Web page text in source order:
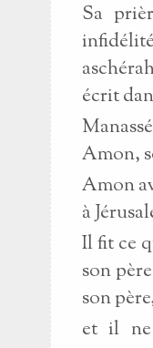
Sa
écrit
Amon,
Amon
à
Il fit ce
son
son
et il ne